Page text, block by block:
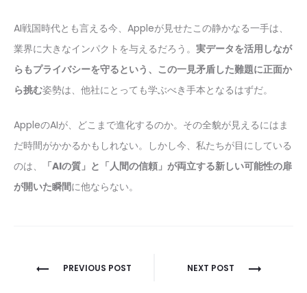
AI戦国時代とも言える今、Appleが見せたこの静かなる一手は、
業界に大きなインパクトを与えるだろう。 実データを活用しなが
らもプライバシーを守るという、この一見矛盾した難題に正面か
ら挑む姿勢は、他社にとっても学ぶべき手本となるはずだ。
AppleのAIが、どこまで進化するのか。その全貌が見えるにはま
だ時間がかかるかもしれない。しかし今、私たちが目にしている
のは、
「AIの質」と「人間の信頼」が両立する新しい可能性の扉
が開いた瞬間に他ならない。
PREVIOUS POST NEXT POST